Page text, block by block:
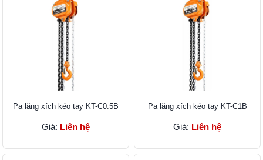
Pa lăng xích kéo tay KT-C0.5B
Giá: Liên hệ
Pa lăng xích kéo tay KT-C1B
Giá: Liên hệ